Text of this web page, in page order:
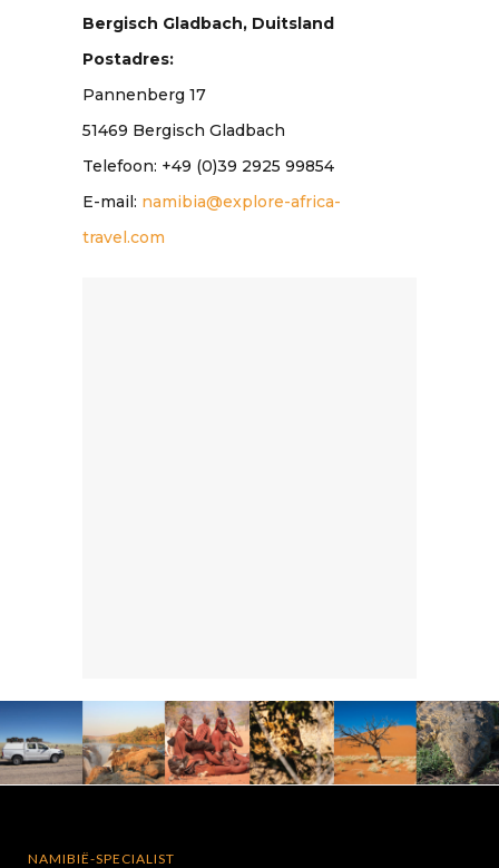
Bergisch Gladbach, Duitsland
Postadres:
Pannenberg 17
51469 Bergisch Gladbach
Telefoon: +49 (0)39 2925 99854
E-mail: namibia@explore-africa-
travel.com
NAMIBIË-SPECIALIST